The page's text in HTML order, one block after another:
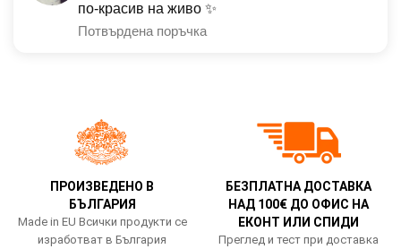
по-красив на живо ✨
Потвърдена поръчка
ПРОИЗВЕДЕНО В
БЪЛГАРИЯ
Made in EU Всички продукти се
изработват в България
БЕЗПЛАТНА ДОСТАВКА
НАД 100€ ДО ОФИС НА
ЕКОНТ ИЛИ СПИДИ
Преглед и тест при доставка